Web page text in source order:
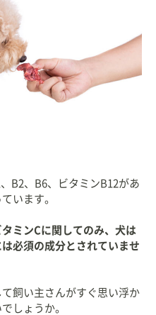
B2、B6、ビタミンB12があ
います。
タミンCに関してのみ、犬は
必須の成分とされていませ
飼い主さんがすぐ思い浮か
しょうか。